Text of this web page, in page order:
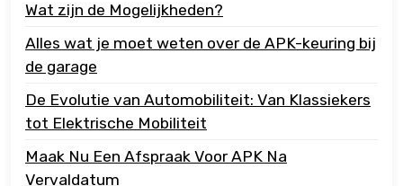
Wat zijn de Mogelijkheden?
Alles wat je moet weten over de APK-keuring bij
de garage
De Evolutie van Automobiliteit: Van Klassiekers
tot Elektrische Mobiliteit
Maak Nu Een Afspraak Voor APK Na
Vervaldatum